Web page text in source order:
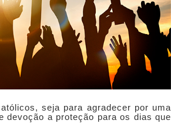
seja para agradecer por uma
devoção a proteção para os dias que